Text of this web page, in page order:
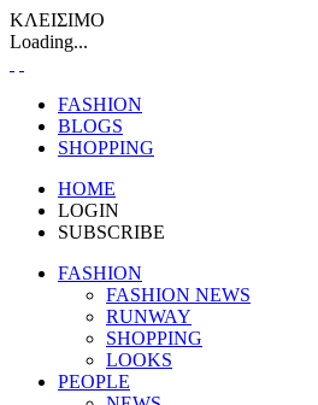
ΚΛΕΙΣΙΜΟ
Loading...
FASHION
BLOGS
SHOPPING
HOME
LOGIN
SUBSCRIBE
FASHION
FASHION NEWS
RUNWAY
SHOPPING
LOOKS
PEOPLE